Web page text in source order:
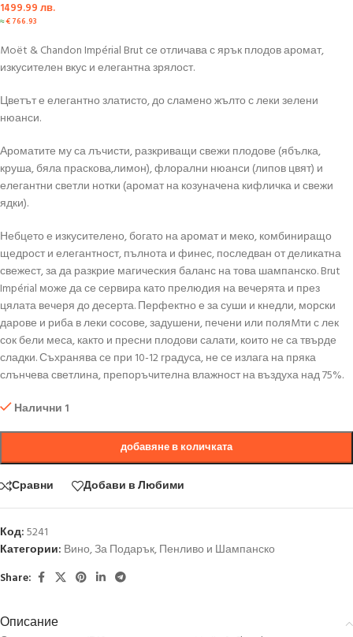
1499.99 лв.
≈€766.93
Moët & Chandon Impérial Brut се отличава с ярък плодов аромат,
изкусителен вкус и елегантна зрялост.
Цветът е елегантно златисто, до сламено жълто с леки зелени
нюанси.
Ароматите му са лъчисти, разкриващи свежи плодове (ябълка,
круша, бяла праскова,лимон), флорални нюанси (липов цвят) и
елегантни светли нотки (аромат на козуначена кифличка и свежи
ядки).
Небцето е изкусителено, богато на аромат и меко, комбиниращо
щедрост и елегантност, пълнота и финес, последван от деликатна
свежест, за да разкрие магическия баланс на това шампанско. Brut
Impérial може да се сервира като прелюдия на вечерята и през
цялата вечеря до десерта. Перфектно е за суши и кнедли, морски
дарове и риба в леки сосове, задушени, печени или поляMти с лек
сок бели меса, както и пресни плодови салати, които не са твърде
сладки. Съхранява се при 10-12 градуса, не се излага на пряка
слънчева светлина, препоръчителна влажност на въздуха над 75%.
Налични 1
добавяне в количката
Сравни Добави в Любими
Код:5241
Категории: Вино,За Подарък,Пенливо и Шампанско
Share:
Описание